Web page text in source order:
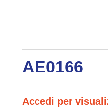
AE0166
Accedi per